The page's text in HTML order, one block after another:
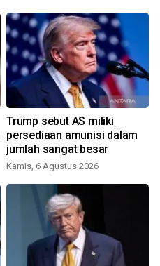
Trump sebut AS miliki
persediaan amunisi dalam
jumlah sangat besar
Kamis, 6 Agustus 2026